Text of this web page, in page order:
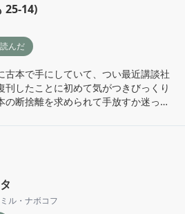
25-14)
んだ
古本で手にしていて、つい最近講談社
刊したことに初めて気がつきびっくり
の断捨離を求められて手放すか迷った
ル・ナボコフ